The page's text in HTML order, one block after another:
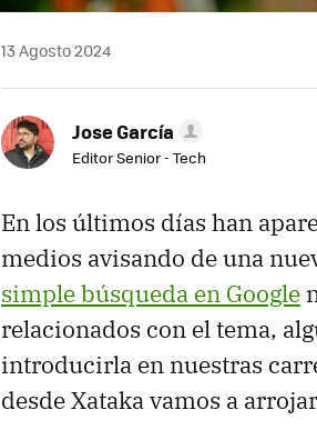
13 Agosto 2024
Jose García
Editor Senior - Tech
En los últimos días han
medios avisando de una
simple búsqueda en Google
relacionados con el tema,
introducirla en nuestras
desde Xataka vamos a